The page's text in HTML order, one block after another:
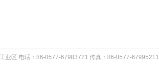
业区 电话：86-0577-67983721 传真：86-0577-67995211